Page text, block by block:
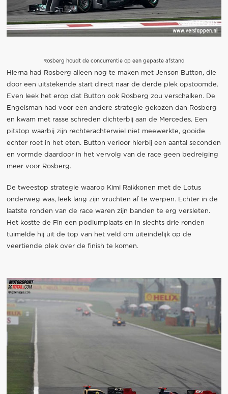
Rosberg houdt de concurrentie op een gepaste afstand
Hierna had Rosberg alleen nog te maken met Jenson Button, die
door een uitstekende start direct naar de derde plek opstoomde.
Even leek het erop dat Button ook Rosberg zou verschalken. De
Engelsman had voor een andere strategie gekozen dan Rosberg
en kwam met rasse schreden dichterbij aan de Mercedes. Een
pitstop waarbij zijn rechterachterwiel niet meewerkte, gooide
echter roet in het eten. Button verloor hierbij een aantal seconden
en vormde daardoor in het vervolg van de race geen bedreiging
meer voor Rosberg.
De tweestop strategie waarop Kimi Raikkonen met de Lotus
onderweg was, leek lang zijn vruchten af te werpen. Echter in de
laatste ronden van de race waren zijn banden te erg versleten.
Het kostte de Fin een podiumplaats en in slechts drie ronden
tuimelde hij uit de top van het veld om uiteindelijk op de
veertiende plek over de finish te komen.